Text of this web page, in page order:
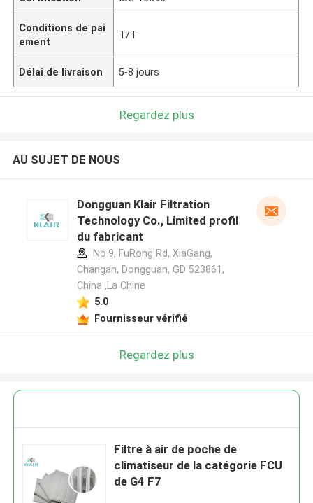
Conditions de pai
ement
T/T
Délai de livraison 5-8 jours
Regardez plus
AU SUJET DE NOUS
Dongguan Klair Filtration
Technology Co., Limited profil
du fabricant
No.9, FuRong Rd, XiaGang,
Changan, Dongguan, GD 523861,
China ,La Chine
5.0
Fournisseur vérifié
Regardez plus
Filtre à air de poche de
climatiseur de la catégorie FCU
de G4 F7